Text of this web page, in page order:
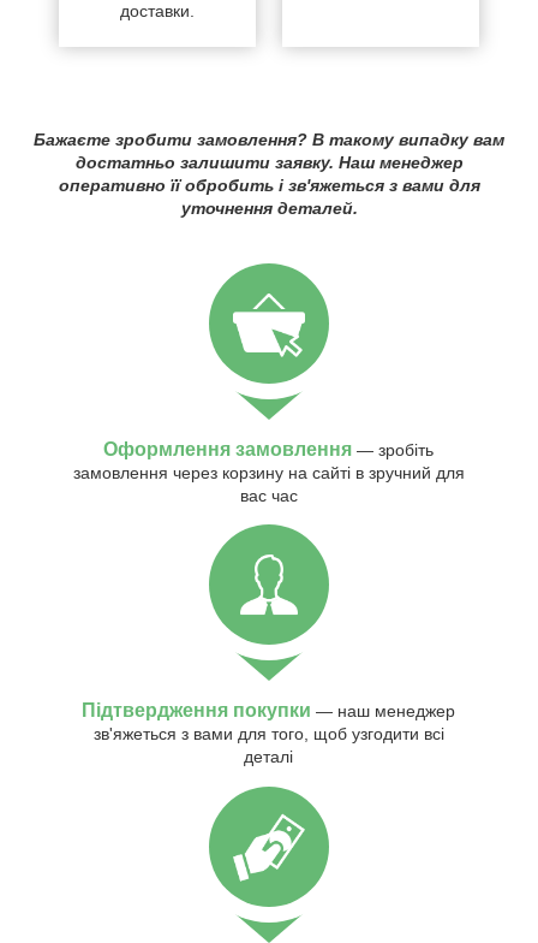
доставки.
Бажаєте зробити замовлення? В такому випадку вам
достатньо залишити заявку. Наш менеджер
оперативно її обробить і зв'яжеться з вами для
уточнення деталей.
Оформлення замовлення — зробіть
замовлення через корзину на сайті в зручний для
вас час
Підтвердження покупки — наш менеджер
зв'яжеться з вами для того, щоб узгодити всі
деталі